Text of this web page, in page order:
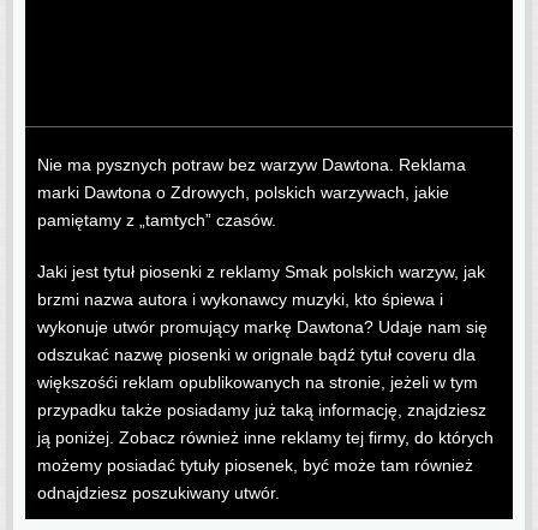
Nie ma pysznych potraw bez warzyw Dawtona. Reklama
marki Dawtona o Zdrowych, polskich warzywach, jakie
pamiętamy z „tamtych” czasów.
Jaki jest tytuł piosenki z reklamy Smak polskich warzyw, jak
brzmi nazwa autora i wykonawcy muzyki, kto śpiewa i
wykonuje utwór promujący markę Dawtona? Udaje nam się
odszukać nazwę piosenki w orignale bądź tytuł coveru dla
większośći reklam opublikowanych na stronie, jeżeli w tym
przypadku także posiadamy już taką informację, znajdziesz
ją poniżej. Zobacz również inne reklamy tej firmy, do których
możemy posiadać tytuły piosenek, być może tam również
odnajdziesz poszukiwany utwór.